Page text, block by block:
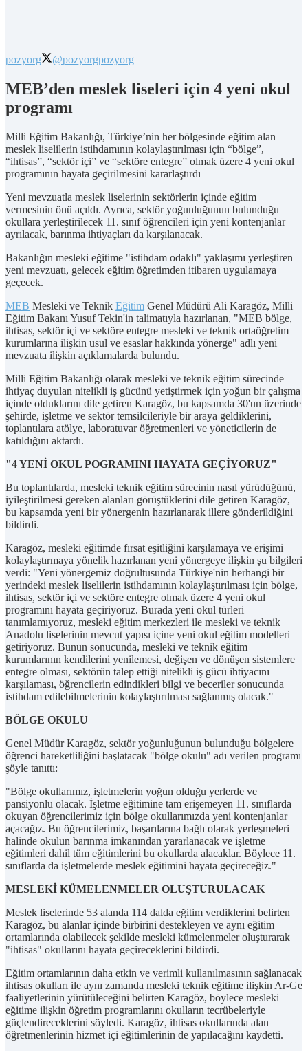
pozyorg @pozyorgpozyorg
MEB’den meslek liseleri için 4 yeni okul
programı
Milli Eğitim Bakanlığı, Türkiye’nin her bölgesinde eğitim alan
meslek liselilerin istihdamının kolaylaştırılması için “bölge”,
“ihtisas”, “sektör içi” ve “sektöre entegre” olmak üzere 4 yeni okul
programının hayata geçirilmesini kararlaştırdı
Yeni mevzuatla meslek liselerinin sektörlerin içinde eğitim
vermesinin önü açıldı. Ayrıca, sektör yoğunluğunun bulunduğu
okullara yerleştirilecek 11. sınıf öğrencileri için yeni kontenjanlar
ayrılacak, barınma ihtiyaçları da karşılanacak.
Bakanlığın mesleki eğitime "istihdam odaklı" yaklaşımı yerleştiren
yeni mevzuatı, gelecek eğitim öğretimden itibaren uygulamaya
geçecek.
MEB Mesleki ve Teknik Eğitim Genel Müdürü Ali Karagöz, Milli
Eğitim Bakanı Yusuf Tekin'in talimatıyla hazırlanan, "MEB bölge,
ihtisas, sektör içi ve sektöre entegre mesleki ve teknik ortaöğretim
kurumlarına ilişkin usul ve esaslar hakkında yönerge" adlı yeni
mevzuata ilişkin açıklamalarda bulundu.
Milli Eğitim Bakanlığı olarak mesleki ve teknik eğitim sürecinde
ihtiyaç duyulan nitelikli iş gücünü yetiştirmek için yoğun bir çalışma
içinde olduklarını dile getiren Karagöz, bu kapsamda 30'un üzerinde
şehirde, işletme ve sektör temsilcileriyle bir araya geldiklerini,
toplantılara atölye, laboratuvar öğretmenleri ve yöneticilerin de
katıldığını aktardı.
"4 YENİ OKUL POGRAMINI HAYATA GEÇİYORUZ"
Bu toplantılarda, mesleki teknik eğitim sürecinin nasıl yürüdüğünü,
iyileştirilmesi gereken alanları görüştüklerini dile getiren Karagöz,
bu kapsamda yeni bir yönergenin hazırlanarak illere gönderildiğini
bildirdi.
Karagöz, mesleki eğitimde fırsat eşitliğini karşılamaya ve erişimi
kolaylaştırmaya yönelik hazırlanan yeni yönergeye ilişkin şu bilgileri
verdi: "Yeni yönergemiz doğrultusunda Türkiye'nin herhangi bir
yerindeki meslek liselilerin istihdamının kolaylaştırılması için bölge,
ihtisas, sektör içi ve sektöre entegre olmak üzere 4 yeni okul
programını hayata geçiriyoruz. Burada yeni okul türleri
tanımlamıyoruz, mesleki eğitim merkezleri ile mesleki ve teknik
Anadolu liselerinin mevcut yapısı içine yeni okul eğitim modelleri
getiriyoruz. Bunun sonucunda, mesleki ve teknik eğitim
kurumlarının kendilerini yenilemesi, değişen ve dönüşen sistemlere
entegre olması, sektörün talep ettiği nitelikli iş gücü ihtiyacını
karşılaması, öğrencilerin edindikleri bilgi ve beceriler sonucunda
istihdam edilebilmelerinin kolaylaştırılması sağlanmış olacak."
BÖLGE OKULU
Genel Müdür Karagöz, sektör yoğunluğunun bulunduğu bölgelere
öğrenci hareketliliğini başlatacak "bölge okulu" adı verilen programı
şöyle tanıttı:
"Bölge okullarımız, işletmelerin yoğun olduğu yerlerde ve
pansiyonlu olacak. İşletme eğitimine tam erişemeyen 11. sınıflarda
okuyan öğrencilerimiz için bölge okullarımızda yeni kontenjanlar
açacağız. Bu öğrencilerimiz, başarılarına bağlı olarak yerleşmeleri
halinde okulun barınma imkanından yararlanacak ve işletme
eğitimleri dahil tüm eğitimlerini bu okullarda alacaklar. Böylece 11.
sınıflarda da işletmelerde meslek eğitimini hayata geçireceğiz."
MESLEKİ KÜMELENMELER OLUŞTURULACAK
Meslek liselerinde 53 alanda 114 dalda eğitim verdiklerini belirten
Karagöz, bu alanlar içinde birbirini destekleyen ve aynı eğitim
ortamlarında olabilecek şekilde mesleki kümelenmeler oluşturarak
"ihtisas" okullarını hayata geçireceklerini bildirdi.
Eğitim ortamlarının daha etkin ve verimli kullanılmasının sağlanacak
ihtisas okulları ile aynı zamanda mesleki teknik eğitime ilişkin Ar-Ge
faaliyetlerinin yürütüleceğini belirten Karagöz, böylece mesleki
eğitime ilişkin öğretim programlarını okulların tecrübeleriyle
güçlendireceklerini söyledi. Karagöz, ihtisas okullarında alan
öğretmenlerinin hizmet içi eğitimlerinin de yapılacağını kaydetti.